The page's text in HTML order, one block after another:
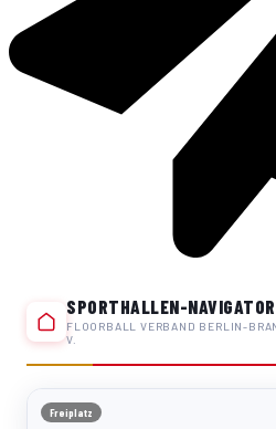
SPORTHALLEN-NAVIGATOR
FLOORBALL VERBAND BERLIN-
V.
Freiplatz